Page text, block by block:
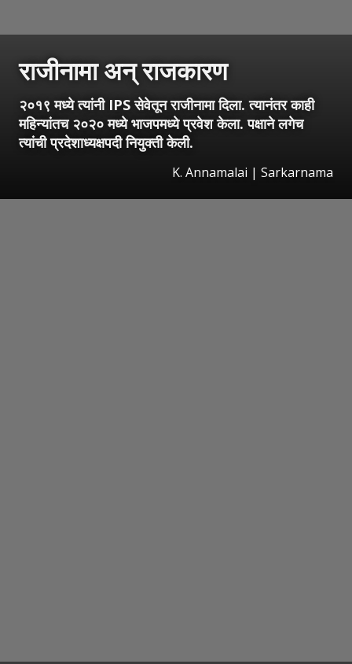
राजीनामा अन् राजकारण
२०१९ मध्ये त्यांनी IPS सेवेतून राजीनामा दिला. त्यानंतर काही
महिन्यांतच २०२० मध्ये भाजपमध्ये प्रवेश केला. पक्षाने लगेच
त्यांची प्रदेशाध्यक्षपदी नियुक्ती केली.
K. Annamalai | Sarkarnama